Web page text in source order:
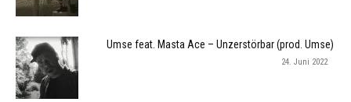
Umse feat. Masta Ace – Unzerstörbar (prod. Umse)
24. Juni 2022